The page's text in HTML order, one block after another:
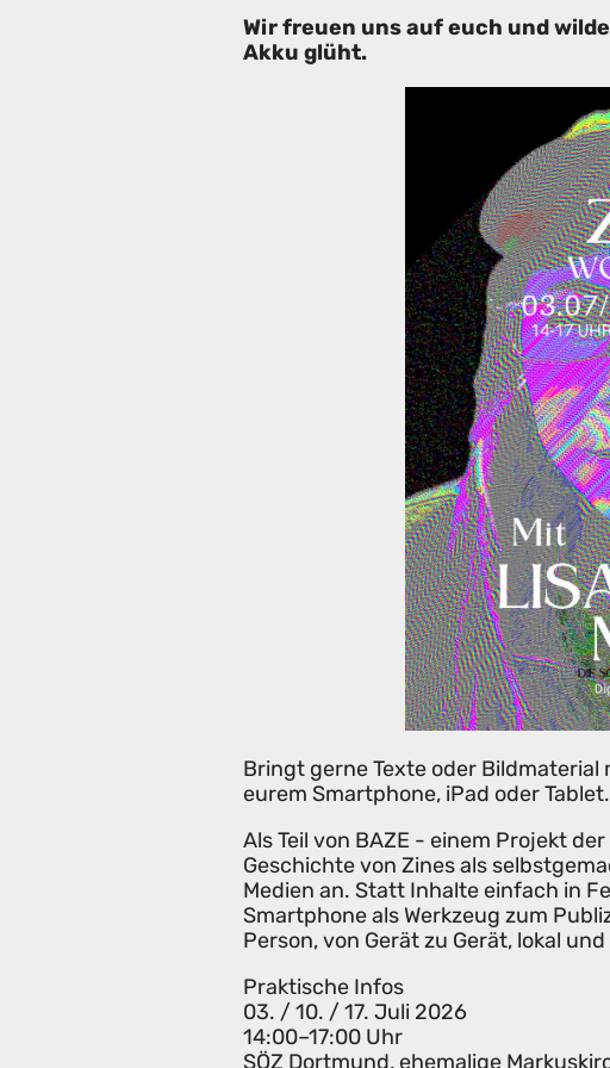
Wir freuen uns auf euch und
Akku glüht.
Bringt gerne Texte oder
eurem Smartphone, iPad oder
Als Teil von BAZE - einem Projekt
Geschichte von Zines als
Medien an. Statt Inhalte einfach in
Smartphone als Werkzeug zum
Person, von Gerät zu Gerät, lokal
Praktische Infos
03. / 10. / 17. Juli 2026
14:00–17:00 Uhr
SÖZ Dortmund, ehemalige